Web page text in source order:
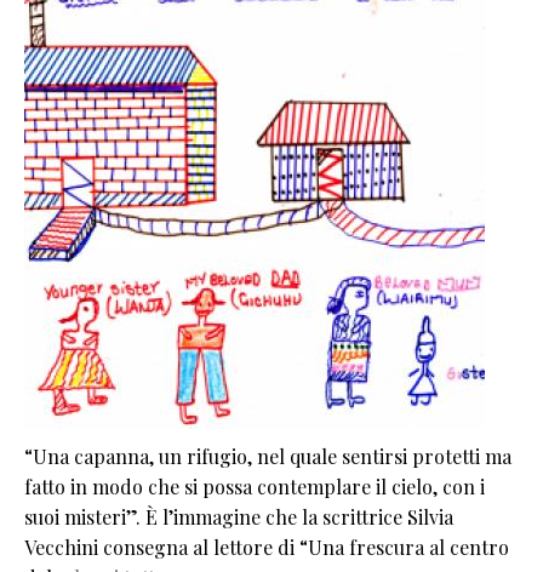
“Una capanna, un rifugio, nel quale sentirsi protetti ma
fatto in modo che si possa contemplare il cielo, con i
suoi misteri”. È l’immagine che la scrittrice Silvia
Vecchini consegna al lettore di “Una frescura al centro